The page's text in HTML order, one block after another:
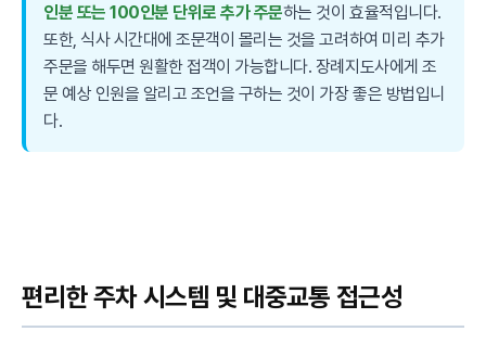
인분 또는 100인분 단위로 추가 주문하는 것이 효율적입니다.
또한, 식사 시간대에 조문객이 몰리는 것을 고려하여 미리 추가
주문을 해두면 원활한 접객이 가능합니다. 장례지도사에게 조
문 예상 인원을 알리고 조언을 구하는 것이 가장 좋은 방법입니
다.
편리한 주차 시스템 및 대중교통 접근성